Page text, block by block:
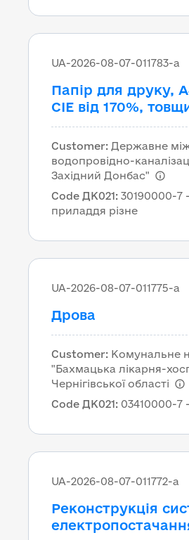
UA-2026-08-07-011783-a
Папір для друку,
СIE від 170%,
непрозорість від
Customer: Державне
водопровідно-
Західний Донбас"
Code ДК021: 30190000-7
приладдя різне
UA-2026-08-07-011775-a
Дрова
Customer: Комунальне
"Бахмацька лікарня-
Чернігівської області
Code ДК021: 03410000-7
UA-2026-08-07-011772-a
Реконструкція